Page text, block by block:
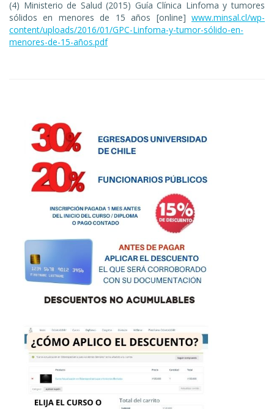
(4) Ministerio de Salud (2015) Guía Clínica Linfoma y tumores
sólidos en menores de 15 años [online] www.minsal.cl/wp-
content/uploads/2016/01/GPC-Linfoma-y-tumor-sólido-en-
menores-de-15-años.pdf